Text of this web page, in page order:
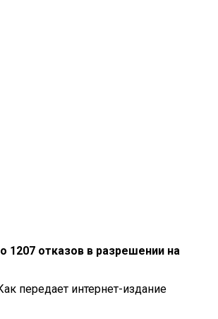
1207 отказов в разрешении на
передает интернет-издание